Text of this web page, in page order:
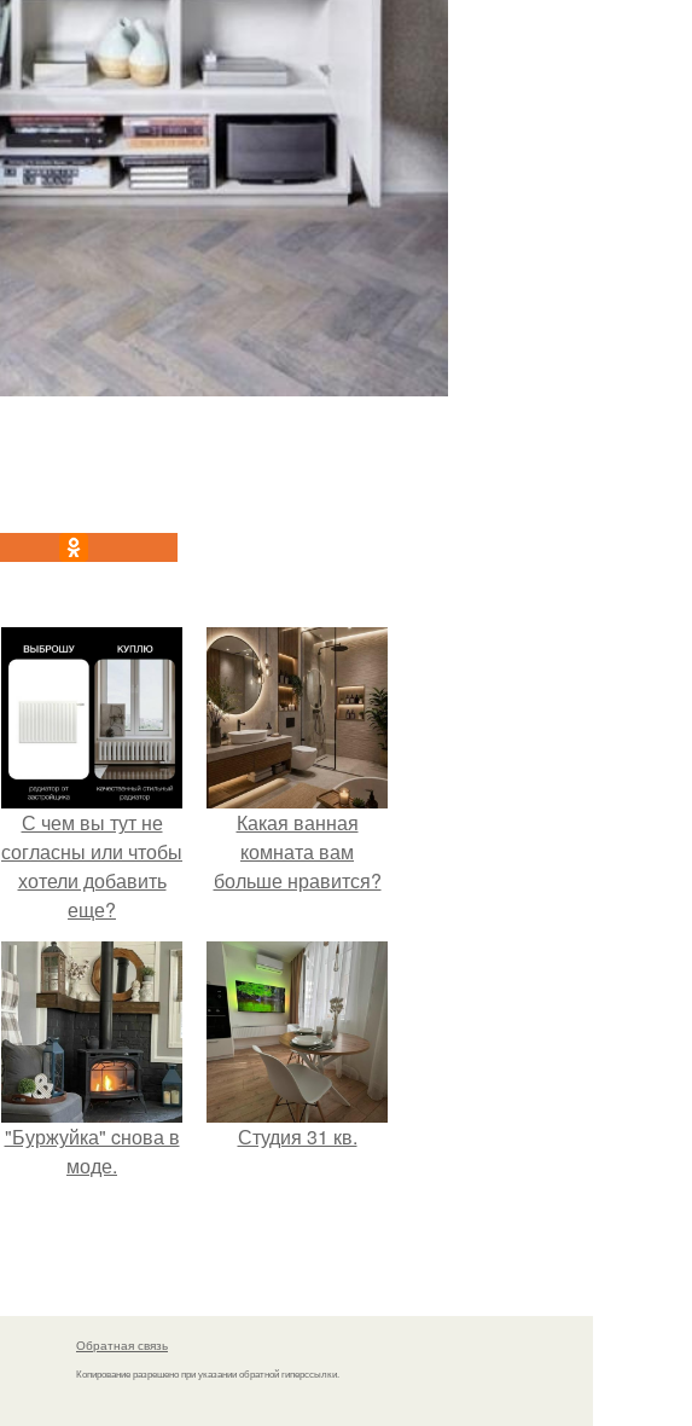
С чем вы тут не
согласны или чтобы
хотели добавить
еще?
Какая ванная
комната вам
больше нравится?
"Буржуйка" cнова в
моде.
Студия 31 кв.
Обратная связь
Копирование разрешено при указании обратной гиперссылки.